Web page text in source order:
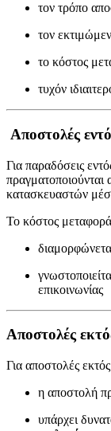
τον τρόπο
τον
το κόστος
τυχόν
Αποστολές
Για παραδόσεις
πραγματοποιούνται
κατασκευαστών
Το κόστος
επικοινωνίας
Αποστολές
Για αποστολές
η αποστολή
υπάρχει